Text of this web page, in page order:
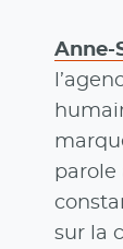
Anne-
parole
sur la